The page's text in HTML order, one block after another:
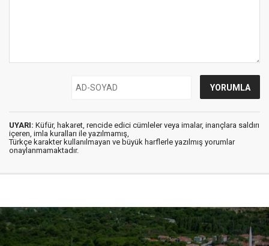
UYARI: Küfür, hakaret, rencide edici cümleler veya imalar, inançlara saldırı
içeren, imla kuralları ile yazılmamış,
Türkçe karakter kullanılmayan ve büyük harflerle yazılmış yorumlar
onaylanmamaktadır.